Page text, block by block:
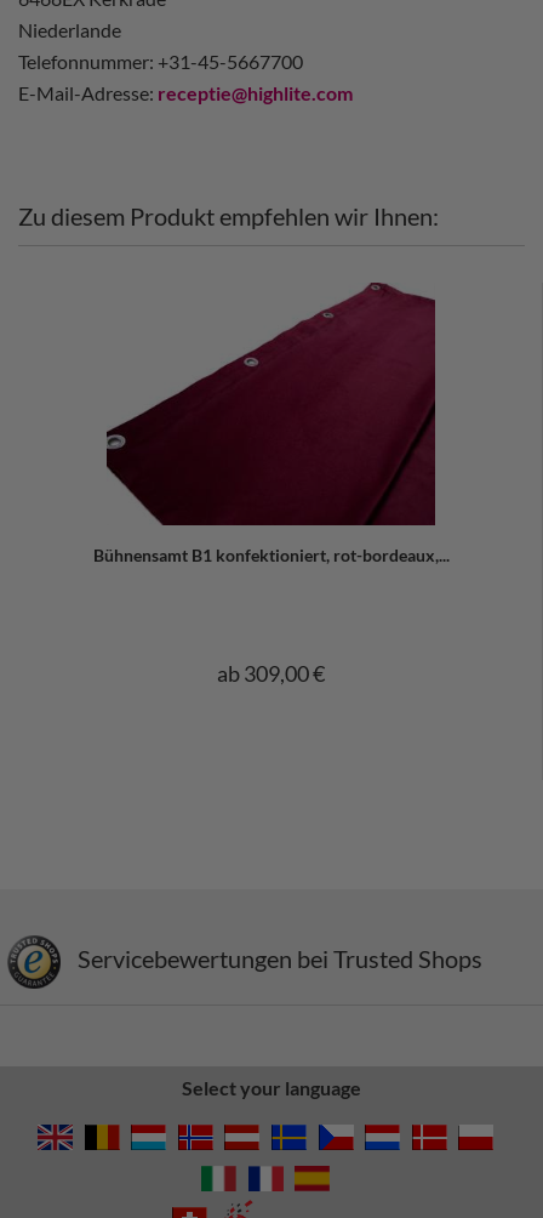
Niederlande
Telefonnummer: +31-45-5667700
E-Mail-Adresse: receptie@highlite.com
Zu diesem Produkt empfehlen wir Ihnen:
Bühnensamt B1 konfektioniert, rot-bordeaux,...
ab 309,00 €
Servicebewertungen bei Trusted Shops
Select your language